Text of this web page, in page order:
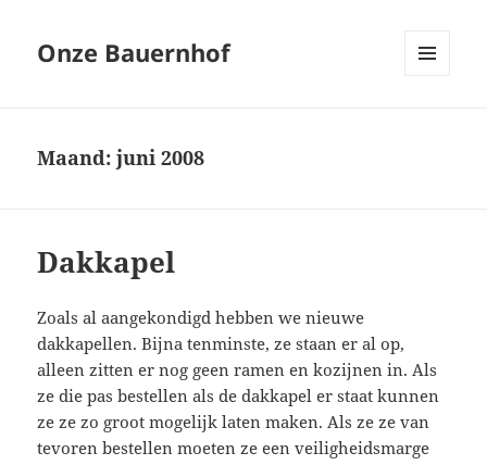
Onze Bauernhof
Maand:juni 2008
Dakkapel
Zoals al aangekondigd hebben we nieuwe
dakkapellen. Bijna tenminste, ze staan er al op,
alleen zitten er nog geen ramen en kozijnen in. Als
ze die pas bestellen als de dakkapel er staat kunnen
ze ze zo groot mogelijk laten maken. Als ze ze van
tevoren bestellen moeten ze een veiligheidsmarge